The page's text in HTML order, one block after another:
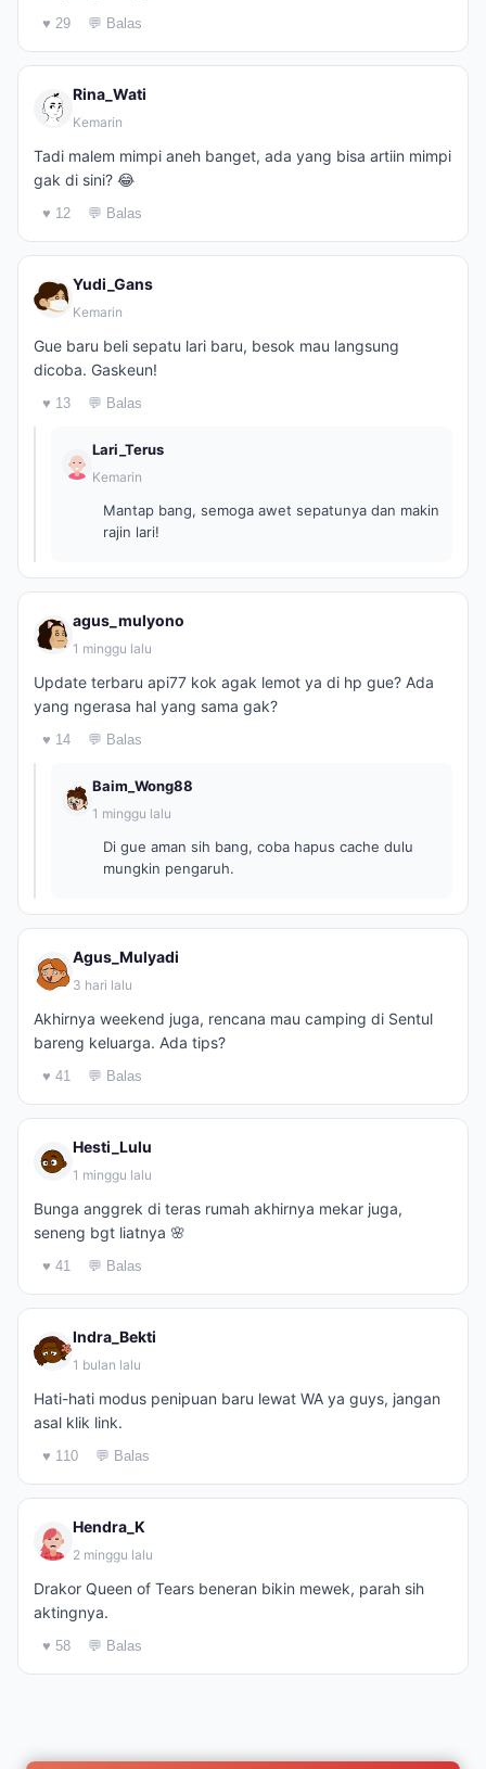
♥ 29 💬 Balas
Rina_Wati
Kemarin
Tadi malem mimpi aneh banget, ada yang bisa artiin mimpi
gak di sini? 😂
♥ 12 💬 Balas
Yudi_Gans
Kemarin
Gue baru beli sepatu lari baru, besok mau langsung
dicoba. Gaskeun!
♥ 13 💬 Balas
Lari_Terus
Kemarin
Mantap bang, semoga awet sepatunya dan makin
rajin lari!
agus_mulyono
1 minggu lalu
Update terbaru api77 kok agak lemot ya di hp gue? Ada
yang ngerasa hal yang sama gak?
♥ 14 💬 Balas
Baim_Wong88
1 minggu lalu
Di gue aman sih bang, coba hapus cache dulu
mungkin pengaruh.
Agus_Mulyadi
3 hari lalu
Akhirnya weekend juga, rencana mau camping di Sentul
bareng keluarga. Ada tips?
♥ 41 💬 Balas
Hesti_Lulu
1 minggu lalu
Bunga anggrek di teras rumah akhirnya mekar juga,
seneng bgt liatnya 🌸
♥ 41 💬 Balas
Indra_Bekti
1 bulan lalu
Hati-hati modus penipuan baru lewat WA ya guys, jangan
asal klik link.
♥ 110 💬 Balas
Hendra_K
2 minggu lalu
Drakor Queen of Tears beneran bikin mewek, parah sih
aktingnya.
♥ 58 💬 Balas